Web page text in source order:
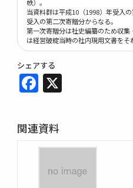
帙）。
当資料群は平成10（1998）年受入
受入の第二次寄贈分からなる。
第一次寄贈分は社史編纂のため収
は経営破綻当時の社内現用文書をそ
シェアする
Facebook
関連資料